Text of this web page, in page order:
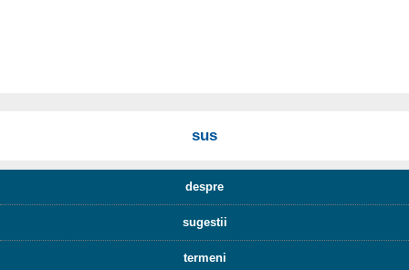
sus
despre
sugestii
termeni